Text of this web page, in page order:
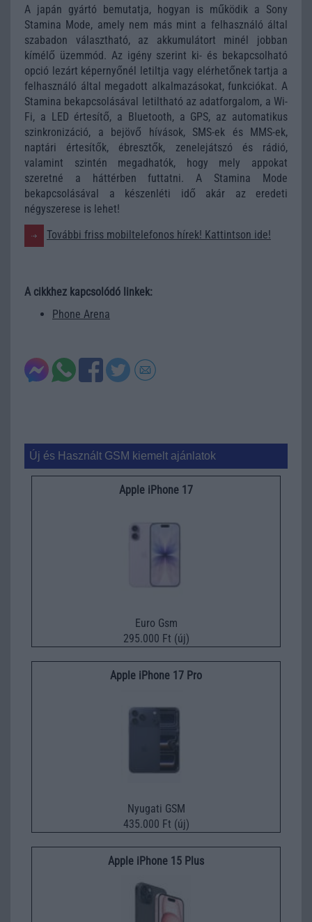
A japán gyártó bemutatja, hogyan is működik a Sony
Stamina Mode, amely nem más mint a felhasználó által
szabadon választható, az akkumulátort minél jobban
kímélő üzemmód. Az igény szerint ki- és bekapcsolható
opció lezárt képernyőnél letiltja vagy elérhetőnek tartja a
felhasználó által megadott alkalmazásokat, funkciókat. A
Stamina bekapcsolásával letiltható az adatforgalom, a Wi-
Fi, a LED értesítő, a Bluetooth, a GPS, az automatikus
szinkronizáció, a bejövő hívások, SMS-ek és MMS-ek,
naptári értesítők, ébresztők, zenelejátszó és rádió,
valamint szintén megadhatók, hogy mely appokat
szeretné a háttérben futtatni. A Stamina Mode
bekapcsolásával a készenléti idő akár az eredeti
négyszerese is lehet!
További friss mobiltelefonos hírek! Kattintson ide!
A cikkhez kapcsolódó linkek:
Phone Arena
Új és Használt GSM kiemelt ajánlatok
Apple iPhone 17
Euro Gsm
295.000 Ft (új)
Apple iPhone 17 Pro
Nyugati GSM
435.000 Ft (új)
Apple iPhone 15 Plus